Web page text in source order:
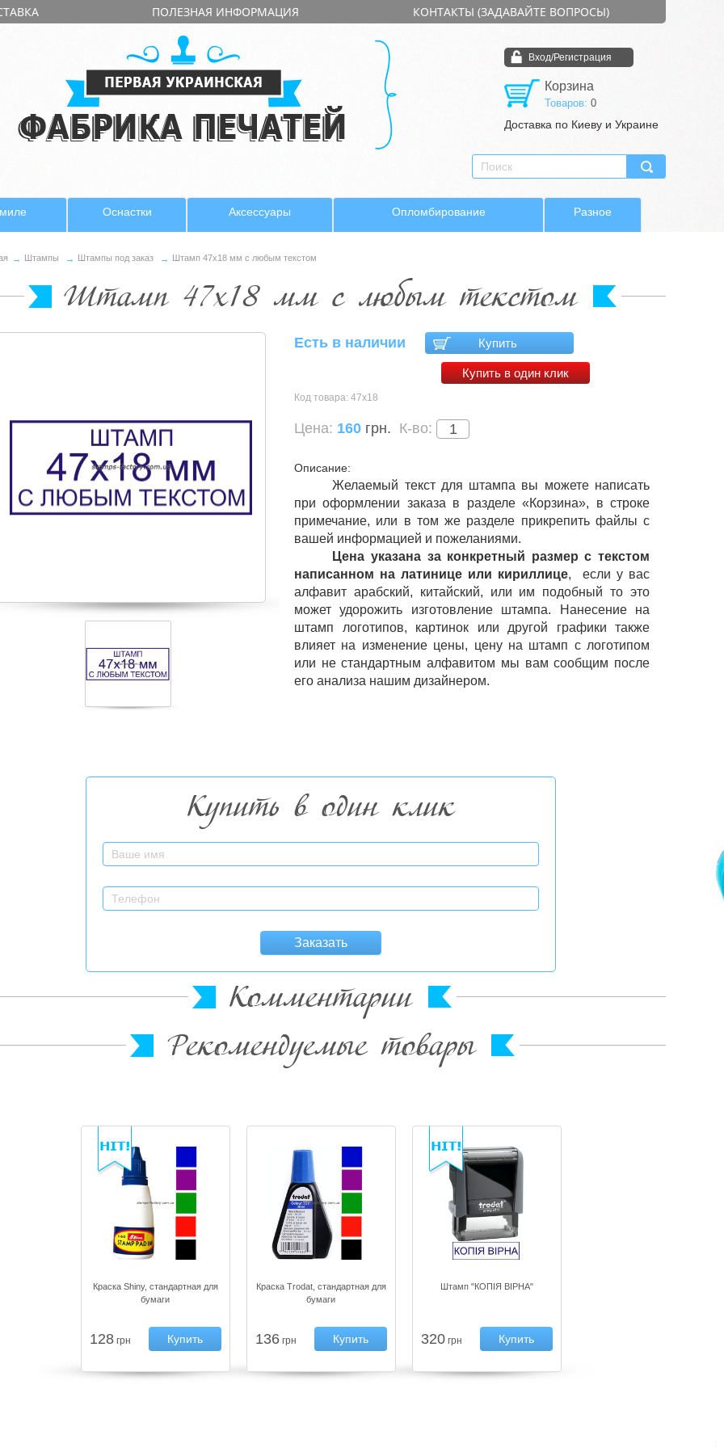
ПОЛЕЗНАЯ ИНФОРМАЦИЯ КОНТАКТЫ (ЗАДАВАЙТЕ ВОПРОСЫ)
Вход/Регистрация
Корзина
Товаров: 0
Доставка по Киеву и Украине
Оснастки Аксессуары Опломбирование Разное
Штампы Штампы под заказ Штамп 47х18 мм с любым текстом
Штамп 47х18 мм с любым текстом
Есть в наличии Купить
Купить в один клик
Код товара: 47х18
Цена: 160 грн. К-во:
Описание:
Желаемый текст для штампа вы можете написать
при оформлении заказа в разделе «Корзина», в строке
примечание, или в том же разделе прикрепить файлы с
вашей информацией и пожеланиями.
Цена указана за конкретный размер с текстом
написанном на латинице или кириллице,
если у вас
алфавит арабский, китайский, или им подобный то это
может удорожить изготовление штампа. Нанесение на
штамп логотипов, картинок или другой графики также
влияет на изменение цены, цену на штамп с логотипом
или не стандартным алфавитом мы вам сообщим после
его анализа нашим дизайнером.
Купить в один клик
Заказать
Комментарии
Рекомендуемые товары
Краска Shiny, стандартная для
бумаги
128грн Купить
Краска Trodat, стандартная для
бумаги
136грн Купить
Штамп "КОПІЯ ВІРНА"
320грн Купить